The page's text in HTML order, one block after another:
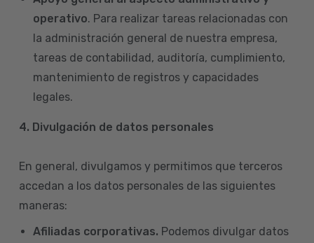
operativo. Para realizar tareas relacionadas con
la administración general de nuestra empresa,
tareas de contabilidad, auditoría, cumplimiento,
mantenimiento de registros y capacidades
legales.
4. Divulgación de datos personales
En general, divulgamos y permitimos que terceros
accedan a los datos personales de las siguientes
maneras:
Afiliadas corporativas. Podemos divulgar datos